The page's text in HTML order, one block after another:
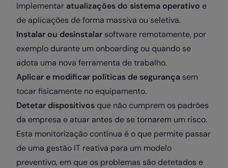
Implementar atualizações do sistema operativo e
de aplicações de forma massiva ou seletiva.
Instalar ou desinstalar software remotamente, por
exemplo durante um onboarding ou quando se
adota uma nova ferramenta de trabalho.
Aplicar e modificar políticas de segurança sem
tocar fisicamente no equipamento.
Detetar dispositivos que não cumprem os padrões
da empresa e atuar antes de se tornarem um risco.
Esta monitorização contínua é o que permite passar
de uma gestão IT reativa para um modelo
preventivo, em que os problemas são detetados e